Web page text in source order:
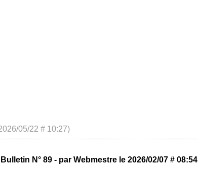
05/22 # 10:27)
Bulletin N° 89 - par Webmestre le 2026/02/07 # 08:54